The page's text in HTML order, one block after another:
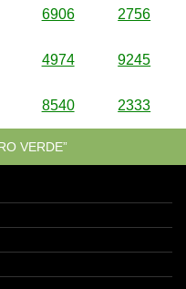
6906 2756
4974 9245
8540 2333
VERDE”